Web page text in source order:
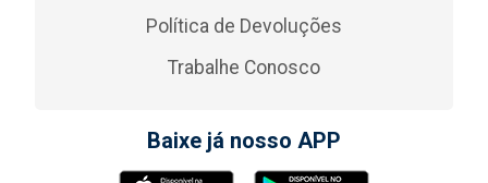
Política de Devoluções
Trabalhe Conosco
Baixe já nosso APP